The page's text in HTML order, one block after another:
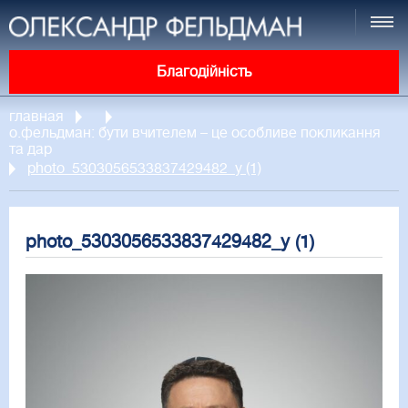
Благодійність
главная
о.фельдман: бути вчителем – це особливе покликання
та дар
photo_5303056533837429482_y (1)
photo_5303056533837429482_y (1)